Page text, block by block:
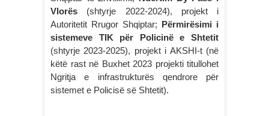
Vlorës (shtyrje 2022-2024), projekt i
Autoritetit Rrugor Shqiptar; Përmirësimi i
sistemeve TIK për Policinë e Shtetit
(shtyrje 2023-2025), projekt i AKSHI-t (në
këtë rast në Buxhet 2023 projekti titullohet
Ngritja e infrastrukturës qendrore për
sistemet e Policisë së Shtetit).